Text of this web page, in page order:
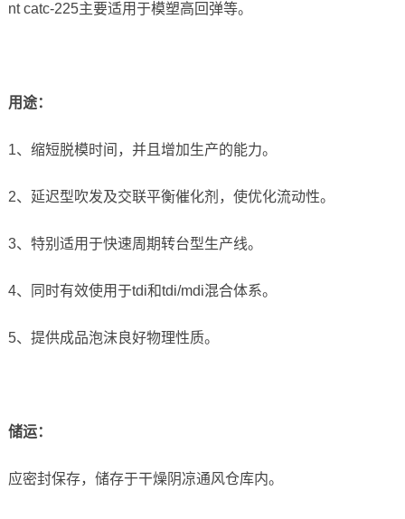
nt catc-225主要适用于模塑高回弹等。
用途：
1、缩短脱模时间，并且增加生产的能力。
2、延迟型吹发及交联平衡催化剂，使优化流动性。
3、特别适用于快速周期转台型生产线。
4、同时有效使用于tdi和tdi/mdi混合体系。
5、提供成品泡沫良好物理性质。
储运：
应密封保存，储存于干燥阴凉通风仓库内。